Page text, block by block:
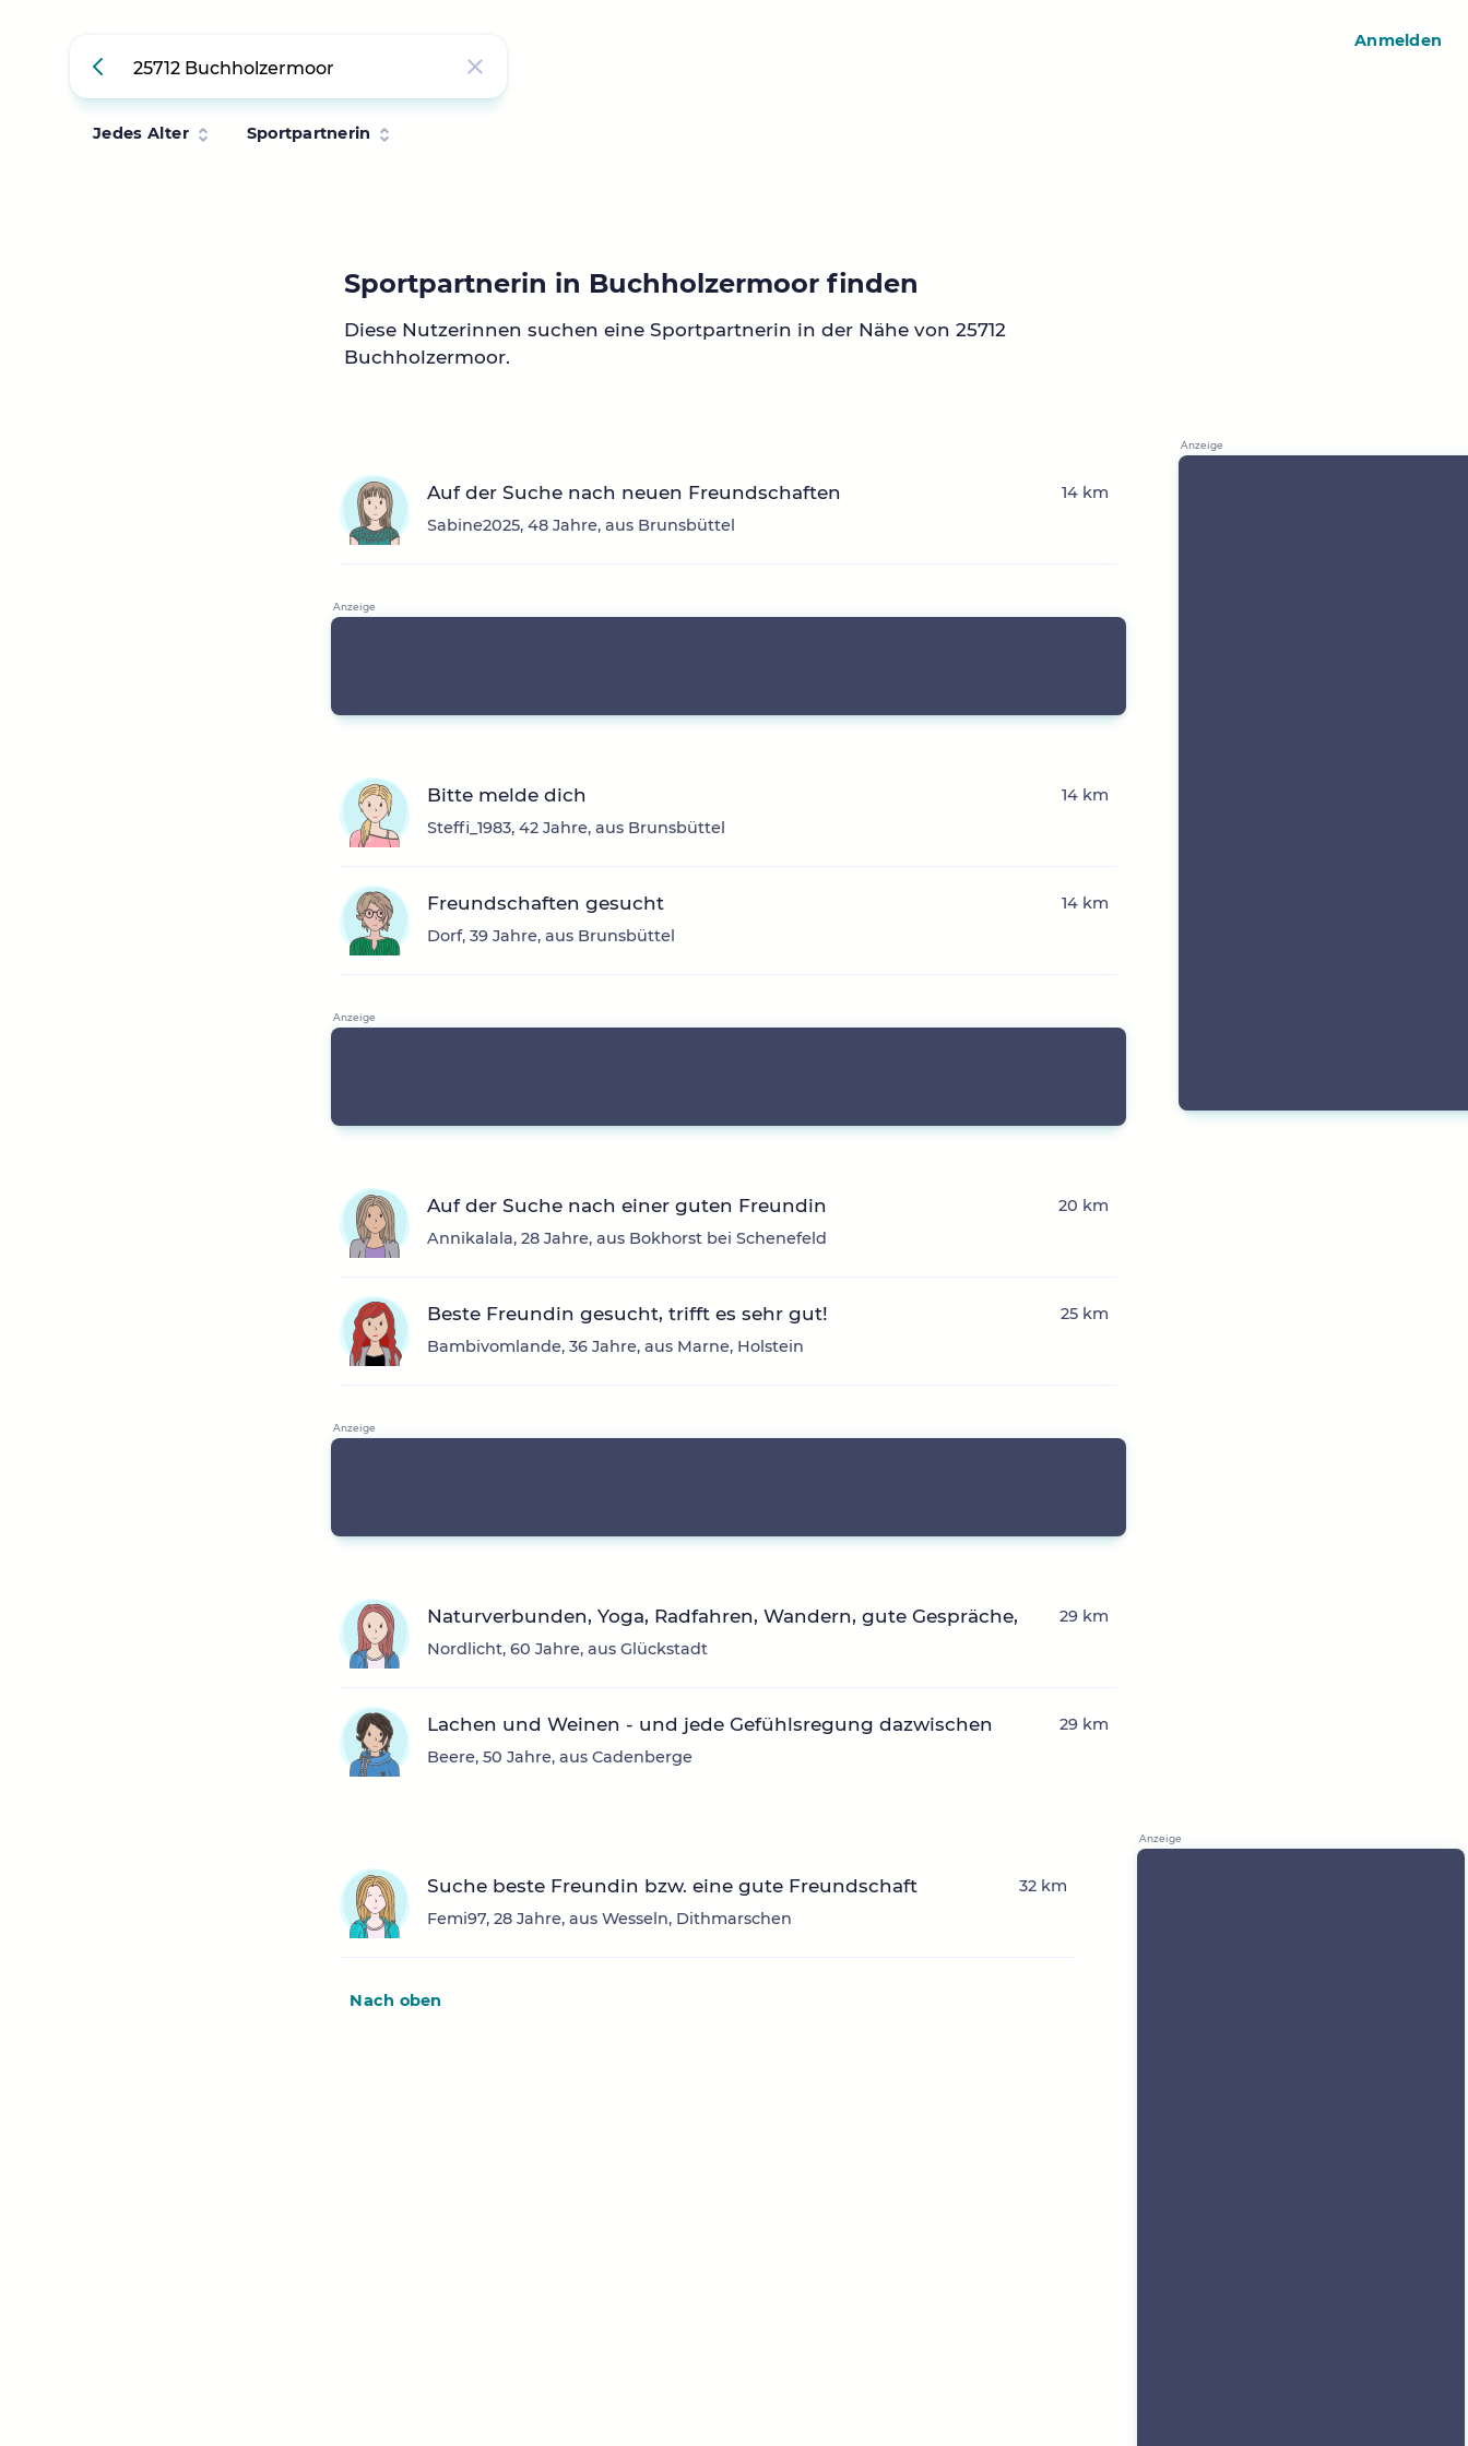
Jedes Alter Sportpartnerin
Sportpartnerin in Buchholzermoor finden
Diese Nutzerinnen suchen eine Sportpartnerin in der Nähe von 25712
Buchholzermoor.
Auf der Suche nach neuen Freundschaften
Sabine2025, 48 Jahre, aus Brunsbüttel
14 km
Bitte melde dich
Steffi_1983, 42 Jahre, aus Brunsbüttel
14 km
Freundschaften gesucht
Dorf, 39 Jahre, aus Brunsbüttel
14 km
Auf der Suche nach einer guten Freundin
Annikalala, 28 Jahre, aus Bokhorst bei Schenefeld
20 km
Beste Freundin gesucht, trifft es sehr gut!
Bambivomlande, 36 Jahre, aus Marne, Holstein
25 km
Naturverbunden, Yoga, Radfahren, Wandern, gute Gespräche,
Nordlicht, 60 Jahre, aus Glückstadt
29 km
Lachen und Weinen - und jede Gefühlsregung dazwischen
Beere, 50 Jahre, aus Cadenberge
29 km
Suche beste Freundin bzw. eine gute Freundschaft
Femi97, 28 Jahre, aus Wesseln, Dithmarschen
32 km
Nach oben
Anmelden